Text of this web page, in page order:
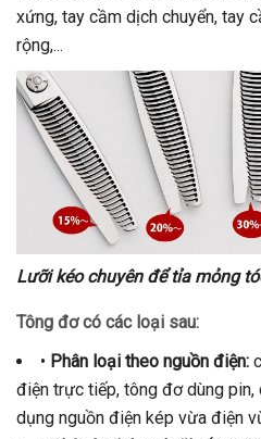
xứng, tay cầm dịch chuyển, tay
rộng,...
Lưỡi kéo chuyên để tỉa mỏng
Tông đơ có các loại sau:
• Phân loại theo nguồn điện:
điện trực tiếp, tông đơ dùng
dụng nguồn điện kép vừa điện